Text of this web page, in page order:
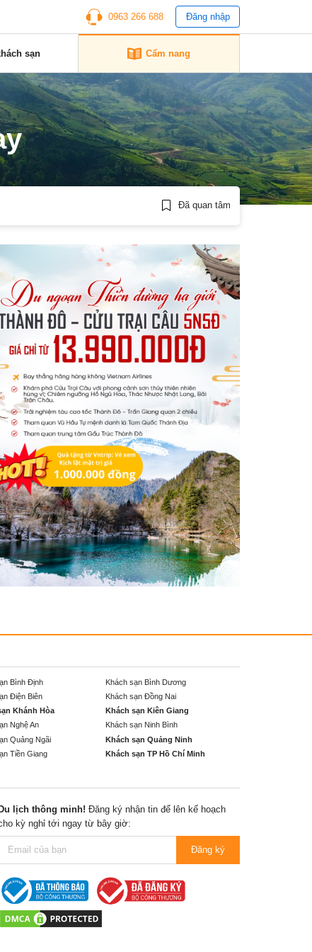
0963 266 688 Đăng nhập
sạn Cẩm nang
Đã quan tâm
Bình Định
Khách sạn Bình Dương
Điện Biên
Khách sạn Đồng Nai
Khánh Hòa
Khách sạn Kiên Giang
Nghệ An
Khách sạn Ninh Bình
Quảng Ngãi
Khách sạn Quảng Ninh
Tiền Giang
Khách sạn TP Hồ Chí Minh
Du lịch thông minh! Đăng ký nhận tin để lên kế hoạch
kỳ nghỉ tới ngay từ bây giờ:
Đăng ký